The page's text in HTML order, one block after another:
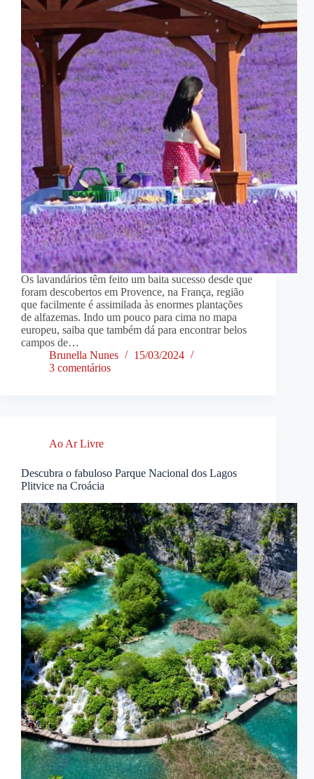
Os lavandários têm feito um baita sucesso desde que
foram descobertos em Provence, na França, região
que facilmente é assimilada às enormes plantações
de alfazemas. Indo um pouco para cima no mapa
europeu, saiba que também dá para encontrar belos
campos de…
Brunella Nunes
15/03/2024
3 comentários
Ao Ar Livre
Descubra o fabuloso Parque Nacional dos Lagos
Plitvice na Croácia